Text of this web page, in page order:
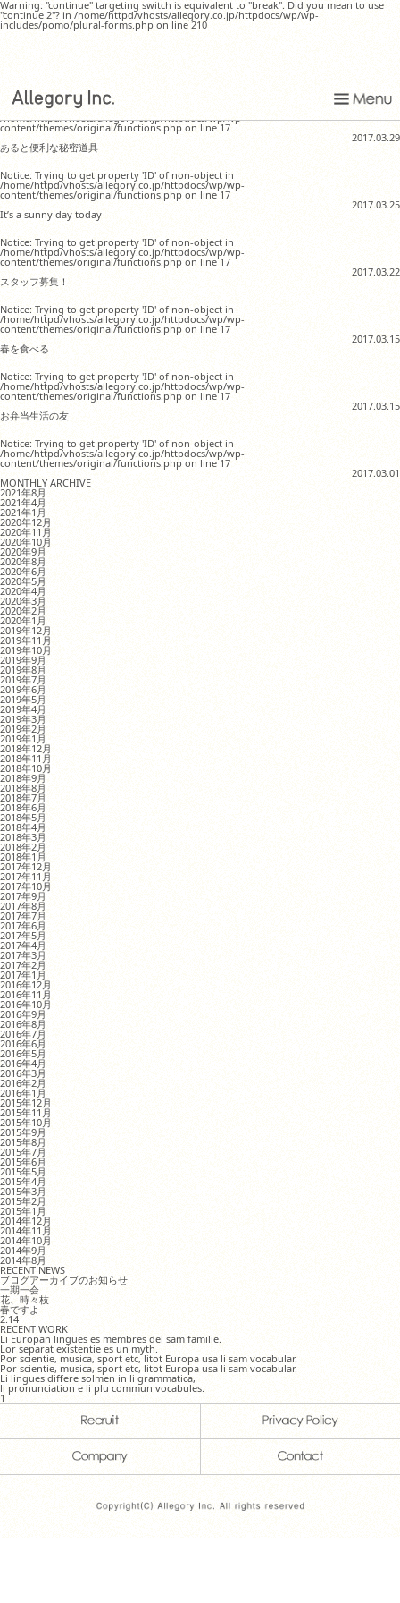
Warning: "continue" targeting switch is equivalent to "break". Did you mean to use
"continue 2"? in /home/httpd/vhosts/allegory.co.jp/httpdocs/wp/wp-
includes/pomo/plural-forms.php on line 210
Notice: Trying to get property 'ID' of non-object in
/home/httpd/vhosts/allegory.co.jp/httpdocs/wp/wp-
content/themes/original/functions.php on line 17
2017.03.29
あると便利な秘密道具
Notice: Trying to get property 'ID' of non-object in
/home/httpd/vhosts/allegory.co.jp/httpdocs/wp/wp-
content/themes/original/functions.php on line 17
2017.03.25
It’s a sunny day today
Notice: Trying to get property 'ID' of non-object in
/home/httpd/vhosts/allegory.co.jp/httpdocs/wp/wp-
content/themes/original/functions.php on line 17
2017.03.22
スタッフ募集！
Notice: Trying to get property 'ID' of non-object in
/home/httpd/vhosts/allegory.co.jp/httpdocs/wp/wp-
content/themes/original/functions.php on line 17
2017.03.15
春を食べる
Notice: Trying to get property 'ID' of non-object in
/home/httpd/vhosts/allegory.co.jp/httpdocs/wp/wp-
content/themes/original/functions.php on line 17
2017.03.15
お弁当生活の友
Notice: Trying to get property 'ID' of non-object in
/home/httpd/vhosts/allegory.co.jp/httpdocs/wp/wp-
content/themes/original/functions.php on line 17
2017.03.01
MONTHLY ARCHIVE
2021年8月
2021年4月
2021年1月
2020年12月
2020年11月
2020年10月
2020年9月
2020年8月
2020年6月
2020年5月
2020年4月
2020年3月
2020年2月
2020年1月
2019年12月
2019年11月
2019年10月
2019年9月
2019年8月
2019年7月
2019年6月
2019年5月
2019年4月
2019年3月
2019年2月
2019年1月
2018年12月
2018年11月
2018年10月
2018年9月
2018年8月
2018年7月
2018年6月
2018年5月
2018年4月
2018年3月
2018年2月
2018年1月
2017年12月
2017年11月
2017年10月
2017年9月
2017年8月
2017年7月
2017年6月
2017年5月
2017年4月
2017年3月
2017年2月
2017年1月
2016年12月
2016年11月
2016年10月
2016年9月
2016年8月
2016年7月
2016年6月
2016年5月
2016年4月
2016年3月
2016年2月
2016年1月
2015年12月
2015年11月
2015年10月
2015年9月
2015年8月
2015年7月
2015年6月
2015年5月
2015年4月
2015年3月
2015年2月
2015年1月
2014年12月
2014年11月
2014年10月
2014年9月
2014年8月
RECENT NEWS
ブログアーカイブのお知らせ
一期一会
花、時々枝
春ですよ
2.14
RECENT WORK
Li Europan lingues es membres del sam familie.
Lor separat existentie es un myth.
Por scientie, musica, sport etc, litot Europa usa li sam vocabular.
Por scientie, musica, sport etc, litot Europa usa li sam vocabular.
Li lingues differe solmen in li grammatica,
li pronunciation e li plu commun vocabules.
1